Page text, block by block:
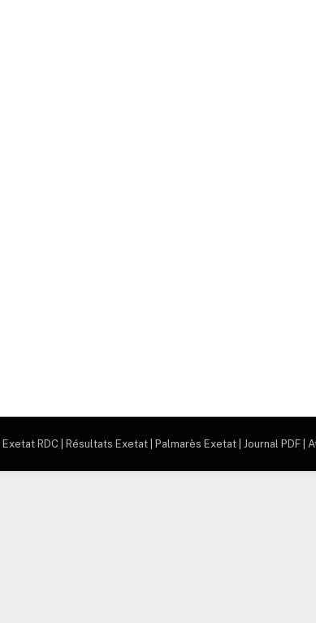
RDC | Résultats Exetat | Palmarès Exetat | Journal PDF |